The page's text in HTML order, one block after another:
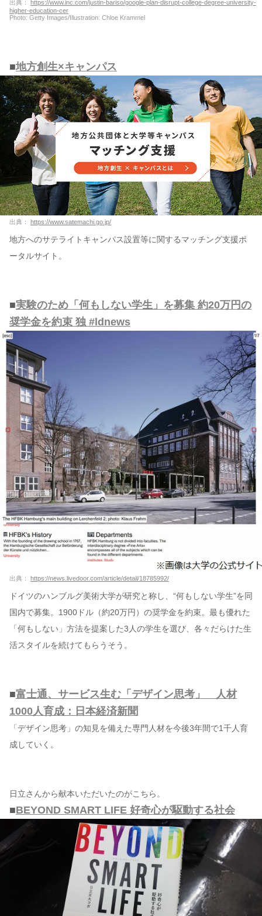
出典：
https://www.inc.com/justin-bariso/google-plan-disrupt-college-degree-university-
higher-education-cer
Photo: Getty Images/Illustration: Chloe Krammel
■地方創生×キャンパス
出典： https://www.satemachi.go.jp/
地方へのサテライトキャンパス設置等に関するマッチング支援ポ
ータルサイト。
■実験のため「何もしない学生」を募集 約20万円の
奨学金を約束 独 #ldnews
出典： https://news.livedoor.com/article/detail/18785992/
ドイツのハンブルグ美術大学が研究と称し、“何もしない学生”を同
国内で募集。1900ドル（約20万円）の奨学金を約束。最も優れた
「何もしない」方法を提案した3人の学生を選び、各々だらけた生
活スタイルを続けてもらうそう。
■富士通、サービス生む「デザイン思考」 人材
1000人育成：日本経済新聞
「デザイン思考」の知見を備えた専門人材を今後3年間で1千人育
成していく。
日立さんから献本いただいたのがこちら。
■BEYOND SMART LIFE 好奇心が駆動する社会